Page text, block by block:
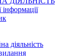
діяльність